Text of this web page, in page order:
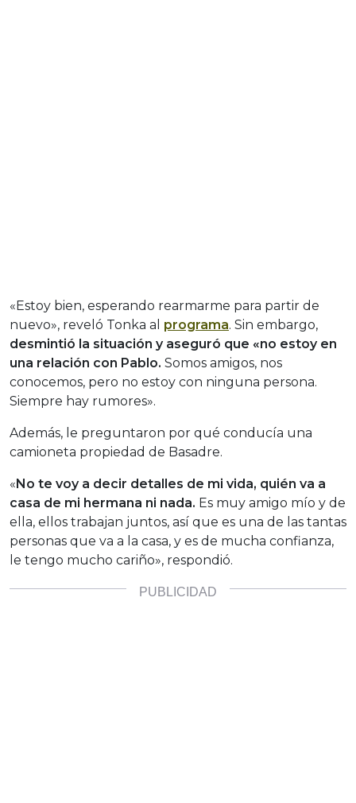
«Estoy bien, esperando rearmarme para partir de
nuevo», reveló Tonka al programa. Sin embargo,
desmintió la situación y aseguró que «no estoy en
una relación con Pablo. Somos amigos, nos
conocemos, pero no estoy con ninguna persona.
Siempre hay rumores».
Además, le preguntaron por qué conducía una
camioneta propiedad de Basadre.
«No te voy a decir detalles de mi vida, quién va a
casa de mi hermana ni nada. Es muy amigo mío y de
ella, ellos trabajan juntos, así que es una de las tantas
personas que va a la casa, y es de mucha confianza,
le tengo mucho cariño», respondió.